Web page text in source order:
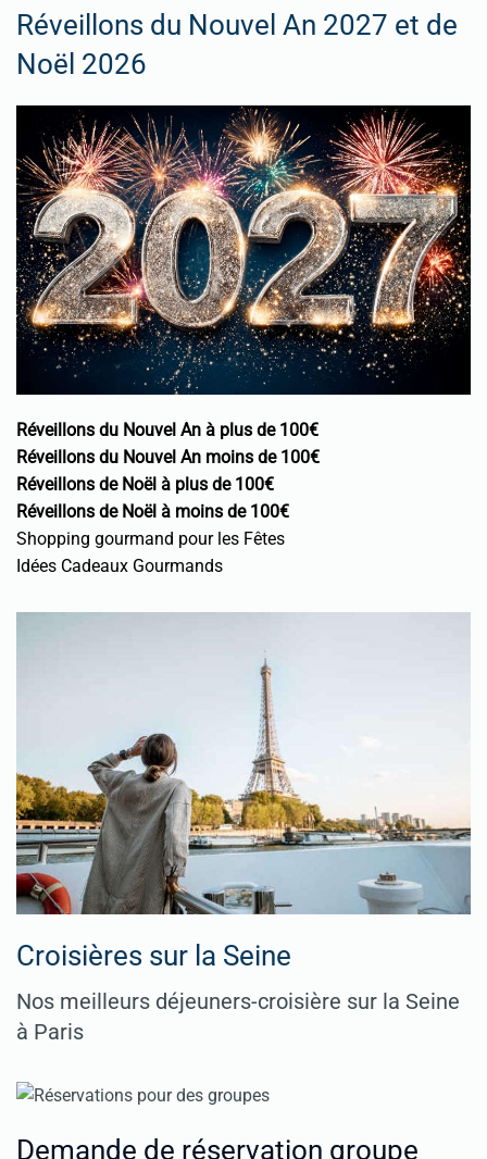
Réveillons du Nouvel An 2027 et de
Noël 2026
Réveillons du Nouvel An à plus de 100€
Réveillons du Nouvel An moins de 100€
Réveillons de Noël à plus de 100€
Réveillons de Noël à moins de 100€
Shopping gourmand pour les Fêtes
Idées Cadeaux Gourmands
Croisières sur la Seine
Nos meilleurs déjeuners-croisière sur la Seine
à Paris
Demande de réservation groupe